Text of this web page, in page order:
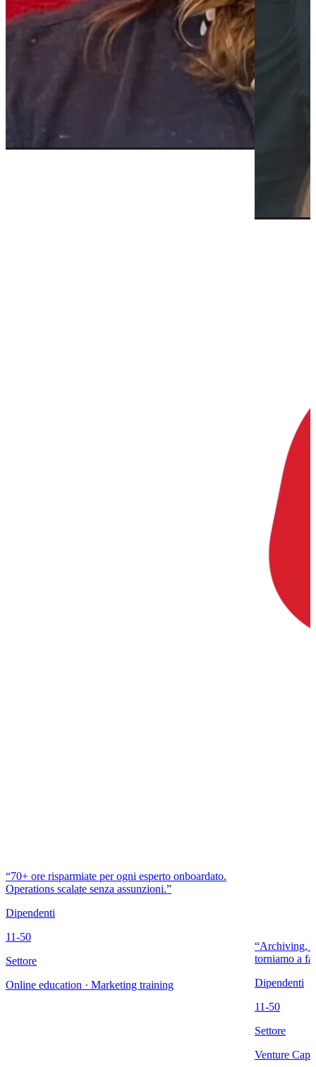
“70+ ore risparmiate per ogni esperto onboardato.
Operations scalate senza assunzioni.”
Dipendenti
11-50
Settore
Online education · Marketing training
“Archiving,
torniamo a
Dipendenti
11-50
Settore
Venture